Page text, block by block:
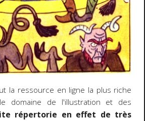
la ressource en ligne la plus riche
domaine de l'illustration et des
répertorie en effet de très